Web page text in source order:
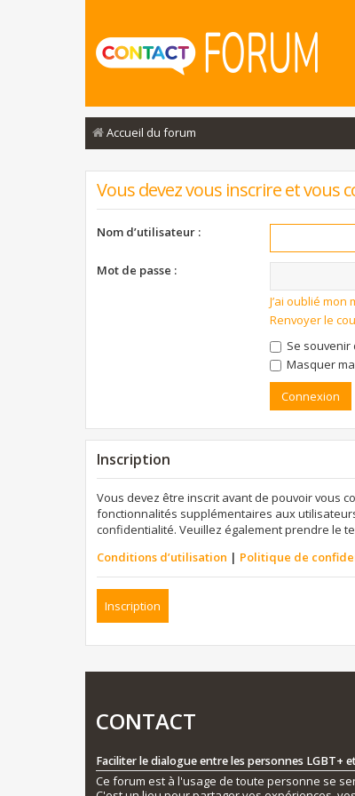
Accueil du forum
Vous devez vous inscrire et
Nom d’utilisateur :
Mot de passe :
J’ai oublié mon
Renvoyer le
Se souvenir
Masquer
Inscription
Vous devez être inscrit avant de pouvoir vous
fonctionnalités supplémentaires aux
confidentialité. Veuillez également prendre le
Conditions d’utilisation | Politique de
Inscription
CONTACT
Faciliter le dialogue entre les personnes LGBT+
Ce forum est à l'usage de toute personne se